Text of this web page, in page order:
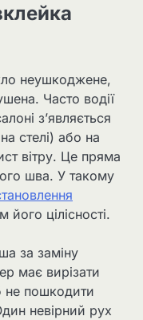
неушкоджене,
Часто водії
з’являється
стелі) або на
вітру. Це пряма
шва. У такому
цілісності.
за заміну
має вирізати
не пошкодити
невірний рух